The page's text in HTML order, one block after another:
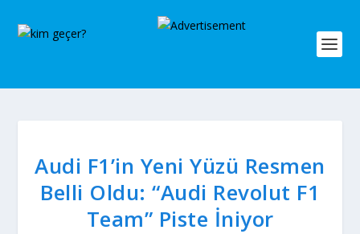
Audi F1’in Yeni Yüzü Resmen
Belli Oldu: “Audi Revolut F1
Team” Piste İniyor